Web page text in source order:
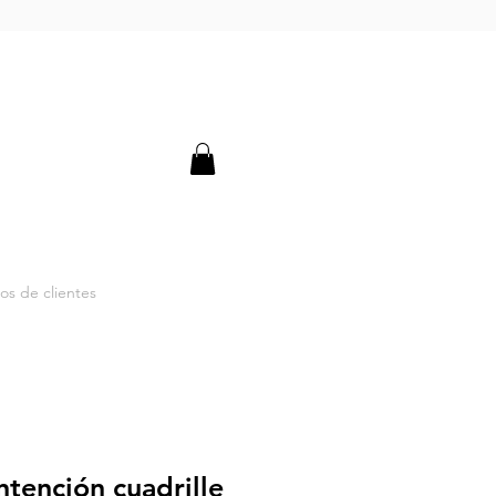
de clientes
cuadrille